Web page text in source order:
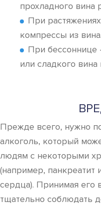
прохладного вина
При
компрессы из вина.
При бессоннице
или сладкого
Прежде всего, нужно
алкоголь, который
людям с некоторыми
(например, панкреатит
сердца). Принимая его
тщательно соблюдать